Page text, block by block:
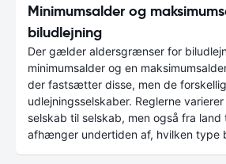
Minimumsalder og
biludlejning
Der gælder aldersgrænser for
minimumsalder og en
der fastsætter disse, men de
udlejningsselskaber. Reglerne
selskab til selskab, men også fra land
afhænger undertiden af, hvilken type